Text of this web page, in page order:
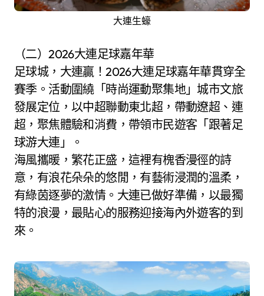
大連生蠔
（二）2026大連足球嘉年華
足球城，大連贏！2026大連足球嘉年華貫穿全
賽季。活動圍繞「時尚運動聚集地」城市文旅
發展定位，以中超聯動東北超，帶動遼超、連
超，聚焦體驗和消費，帶領市民遊客「跟著足
球游大連」。
海風攜暖，繁花正盛，這裡有槐香漫徑的詩
意，有浪花朵朵的悠閒，有藝術浸潤的溫柔，
有綠茵逐夢的激情。大連已做好準備，以最獨
特的浪漫，最貼心的服務迎接海內外遊客的到
來。